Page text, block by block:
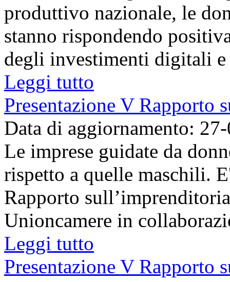
produttivo nazionale, le
stanno rispondendo
degli investimenti digitali
Leggi tutto
Presentazione V
Data di aggiornamento:
Le imprese guidate da
rispetto a quelle maschili.
Rapporto
Unioncamere in
Leggi tutto
Presentazione V